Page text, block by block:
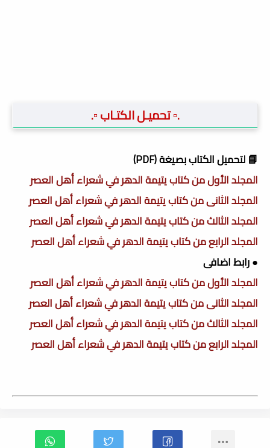
.▫️ تحميـل الكتـاب ▫️.
📘 لتحميل الكتاب بصيغة (PDF)
المجلد الأول من كتاب يتيمة الدهر في شعراء أهل العصر
المجلد الثانى من كتاب يتيمة الدهر في شعراء أهل العصر
المجلد الثالث من كتاب يتيمة الدهر في شعراء أهل العصر
المجلد الرابع من كتاب يتيمة الدهر في شعراء أهل العصر
● رابط اضافى
المجلد الأول من كتاب يتيمة الدهر في شعراء أهل العصر
المجلد الثانى من كتاب يتيمة الدهر في شعراء أهل العصر
المجلد الثالث من كتاب يتيمة الدهر في شعراء أهل العصر
المجلد الرابع من كتاب يتيمة الدهر في شعراء أهل العصر